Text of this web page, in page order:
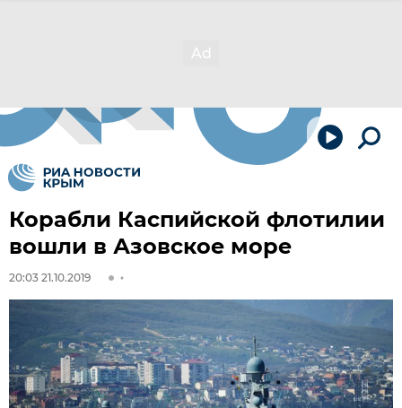
Корабли Каспийской флотилии
вошли в Азовское море
20:03 21.10.2019